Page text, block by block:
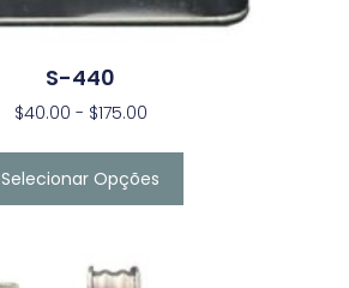
S-440
$40.00 - $175.00
Selecionar Opções